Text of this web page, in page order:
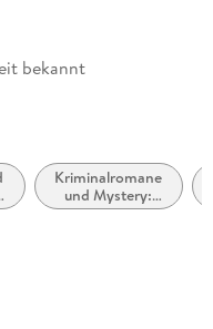
bekannt
Kriminalromane
und Mystery:
Privatdetektiv /